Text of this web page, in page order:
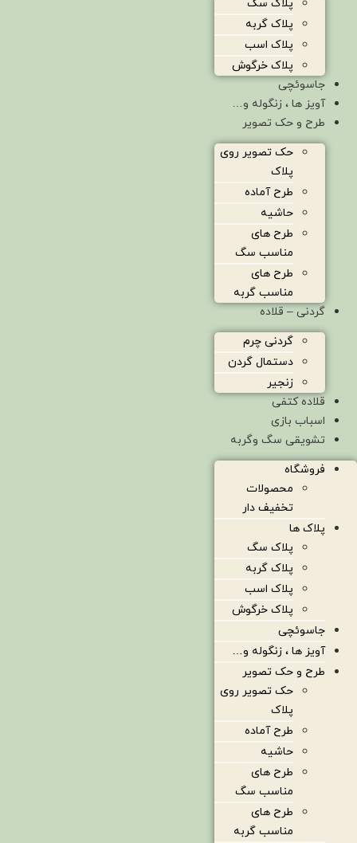
پلاک سگ
پلاک گربه
پلاک اسب
پلاک خرگوش
جاسوئچی
آویز ها ، زنگوله و…
طرح و حک تصویر
حک تصویر روی
پلاک
طرح آماده
حاشیه
طرح های
مناسب سگ
طرح های
مناسب گربه
گردنی – قلاده
گردنی چرم
دستمال گردن
زنجیر
قلاده کتفی
اسباب بازی
تشویقی سگ وگربه
فروشگاه
محصولات
تخفیف دار
پلاک ها
پلاک سگ
پلاک گربه
پلاک اسب
پلاک خرگوش
جاسوئچی
آویز ها ، زنگوله و…
طرح و حک تصویر
حک تصویر روی
پلاک
طرح آماده
حاشیه
طرح های
مناسب سگ
طرح های
مناسب گربه